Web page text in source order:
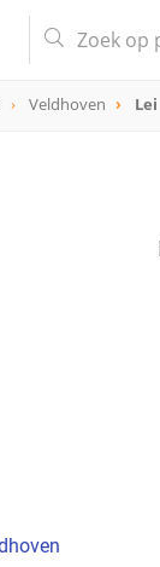
Veldhoven Lei